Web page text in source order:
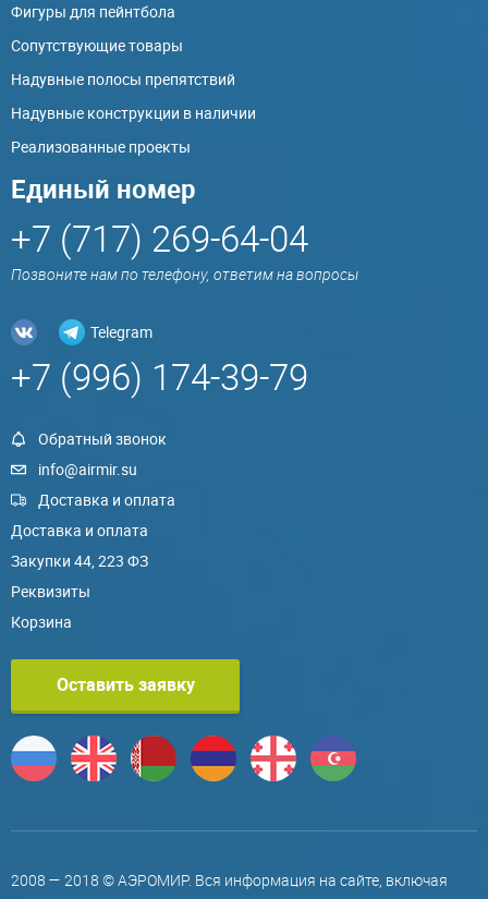
Фигуры для пейнтбола
Сопутствующие товары
Надувные полосы препятствий
Надувные конструкции в наличии
Реализованные проекты
Единый номер
+7 (717) 269-64-04
Позвоните нам по телефону, ответим на вопросы
Telegram
+7 (996) 174-39-79
Обратный звонок
info@airmir.su
Доставка и оплата
Доставка и оплата
Закупки 44, 223 ФЗ
Реквизиты
Корзина
Оставить заявку
2008 — 2018 © АЭРОМИР. Вся информация на сайте, включая